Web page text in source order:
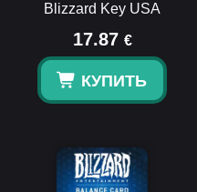
Blizzard Key USA
17.87 €
КУПИТЬ